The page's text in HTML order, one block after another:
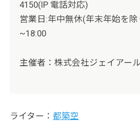
4150(IP 電話対応)
営業日:年中無休(年末年始を
~18:00
主催者：株式会社ジェイアー
ライター：都築空